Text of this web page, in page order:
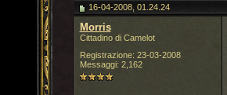
16-04-2008, 01.24.24
Morris
Cittadino di Camelot
Registrazione: 23-03-2008
Messaggi: 2,162